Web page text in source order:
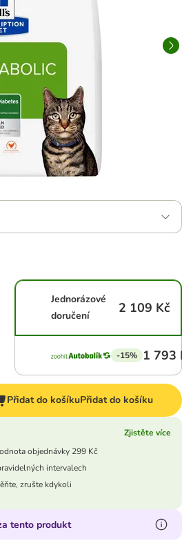
Jednorázové
doručení
2 109 Kč
-15% 1 793
Přidat do košíkuPřidat do košíku
Zjistěte více
objednávky 299 Kč
intervalech
zrušte kdykoli
tento produkt